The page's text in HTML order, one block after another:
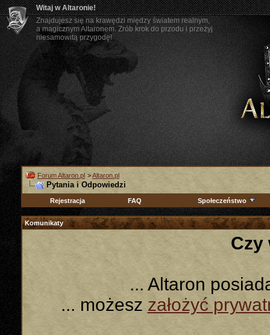
Witaj w Altaronie!
Znajdujesz się na krawędzi między światem realnym,
a magicznym Altaronem. Zrób krok do przodu i przeżyj
niesamowitą przygodę!
Forum Altaron.pl >Altaron.pl
Pytania i Odpowiedzi
Rejestracja FAQ Społeczeństwo
Komunikaty
Czy
... Altaron
... możeszzałożyć